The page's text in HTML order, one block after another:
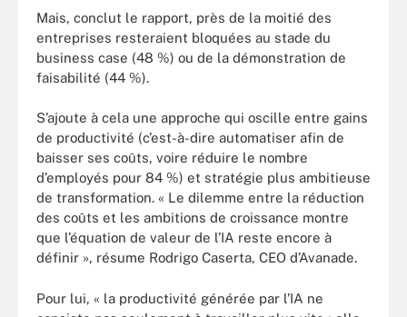
Mais, conclut le rapport, près de la moitié des
entreprises resteraient bloquées au stade du
business case (48 %) ou de la démonstration de
faisabilité (44 %).
S’ajoute à cela une approche qui oscille entre gains
de productivité (c’est-à-dire automatiser afin de
baisser ses coûts, voire réduire le nombre
d’employés pour 84 %) et stratégie plus ambitieuse
de transformation. « Le dilemme entre la réduction
des coûts et les ambitions de croissance montre
que l’équation de valeur de l’IA reste encore à
définir », résume Rodrigo Caserta, CEO d’Avanade.
Pour lui, « la productivité générée par l’IA ne